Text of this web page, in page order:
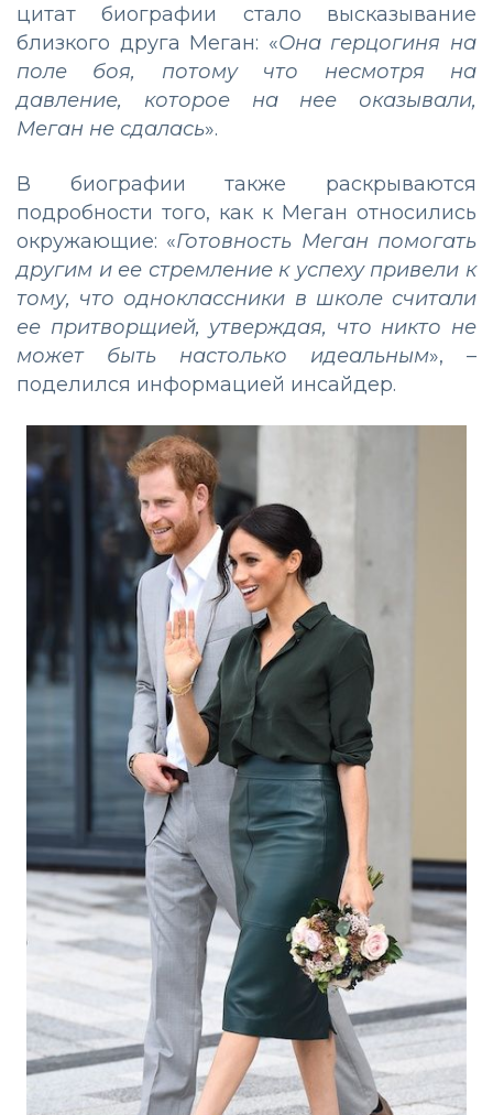
цитат биографии стало высказывание
близкого друга Меган: «Она герцогиня на
поле боя, потому что несмотря на
давление, которое на нее оказывали,
Меган не сдалась».
В биографии также раскрываются
подробности того, как к Меган относились
окружающие: «Готовность Меган помогать
другим и ее стремление к успеху привели к
тому, что одноклассники в школе считали
ее притворщией, утверждая, что никто не
может быть настолько идеальным», –
поделился информацией инсайдер.